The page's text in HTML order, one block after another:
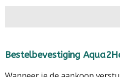
Bestelbevestiging